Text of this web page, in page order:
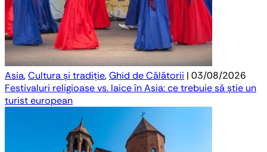
Asia,Cultura și tradiție,Ghid de Călătorii | 03/08/2026
Festivaluri religioase vs. laice în Asia: ce trebuie să știe un
turist european